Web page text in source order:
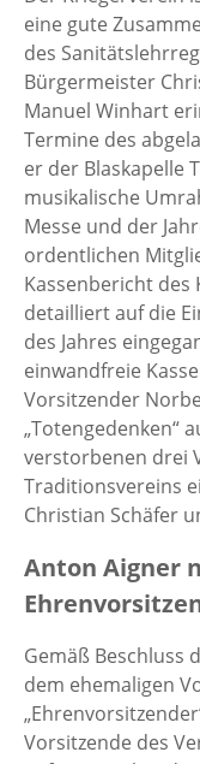
eine gute
des
Bürgermeister
Manuel Winhart
Termine des
er der Blaskapelle
musikalische
Messe und der
ordentlichen
Kassenbericht des
detailliert auf die
des Jahres
einwandfreie
Vorsitzender
„Totengedenken“
verstorbenen drei
Traditionsvereins
Christian Schäfer
Anton Aigner
Gemäß Beschluss
dem ehemaligen
Vorsitzende des